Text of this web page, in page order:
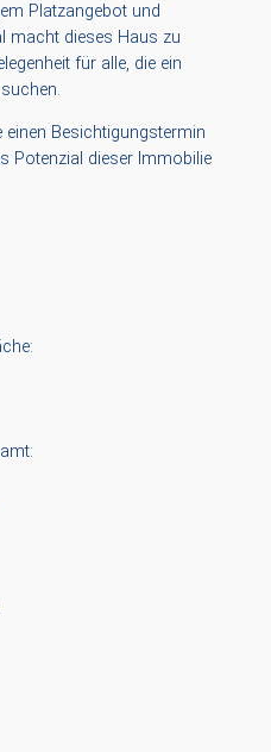
Platzangebot und
macht dieses Haus zu
für alle, die ein
einen Besichtigungstermin
Potenzial dieser Immobilie